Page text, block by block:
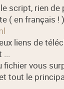
script, rien de
( en français !
liens de
...
fichier vous
tout le